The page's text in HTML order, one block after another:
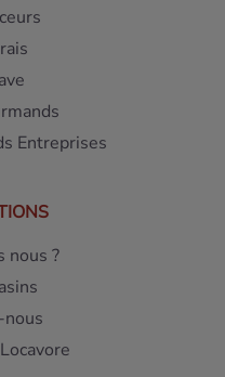
Entreprises
nous ?
nous